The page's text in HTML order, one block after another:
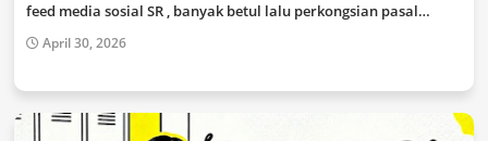
feed media sosial SR , banyak betul lalu perkongsian pasal…
April 30, 2026